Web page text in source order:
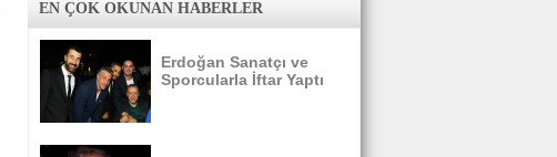
EN ÇOK OKUNAN HABERLER
Erdoğan Sanatçı ve
Sporcularla İftar Yaptı